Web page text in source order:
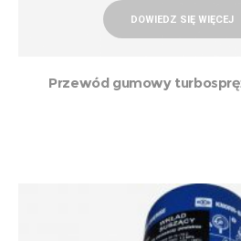
DOWIEDZ SIĘ WIĘCEJ
Przewód gumowy